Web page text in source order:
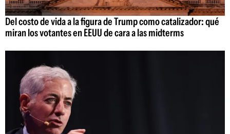
Del costo de vida a la figura de Trump como catalizador: qué
miran los votantes en EEUU de cara a las midterms